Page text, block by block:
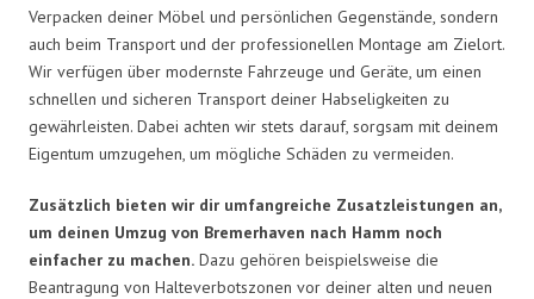
Verpacken deiner Möbel und persönlichen Gegenstände, sondern
auch beim Transport und der professionellen Montage am Zielort.
Wir verfügen über modernste Fahrzeuge und Geräte, um einen
schnellen und sicheren Transport deiner Habseligkeiten zu
gewährleisten. Dabei achten wir stets darauf, sorgsam mit deinem
Eigentum umzugehen, um mögliche Schäden zu vermeiden.
Zusätzlich bieten wir dir umfangreiche Zusatzleistungen an,
um deinen Umzug von Bremerhaven nach Hamm noch
einfacher zu machen. Dazu gehören beispielsweise die
Beantragung von Halteverbotszonen vor deiner alten und neuen